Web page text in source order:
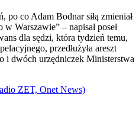
po co Adam Bodnar siłą zmieniał
Warszawie” – napisał poseł
dla sędzi, która tydzień temu,
przedłużyła areszt
i dwóch urzędniczek Ministerstwa